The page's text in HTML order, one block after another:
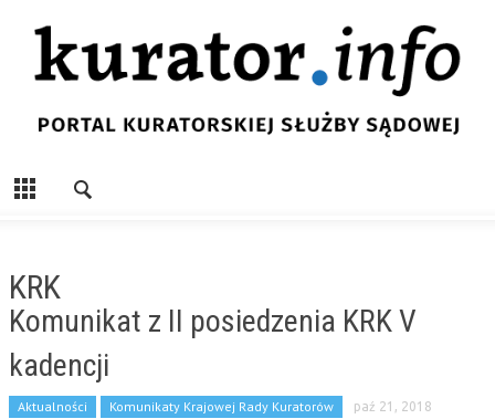
KRK
Komunikat z II posiedzenia KRK V
kadencji
Aktualności Komunikaty Krajowej Rady Kuratorów paź 21, 2018